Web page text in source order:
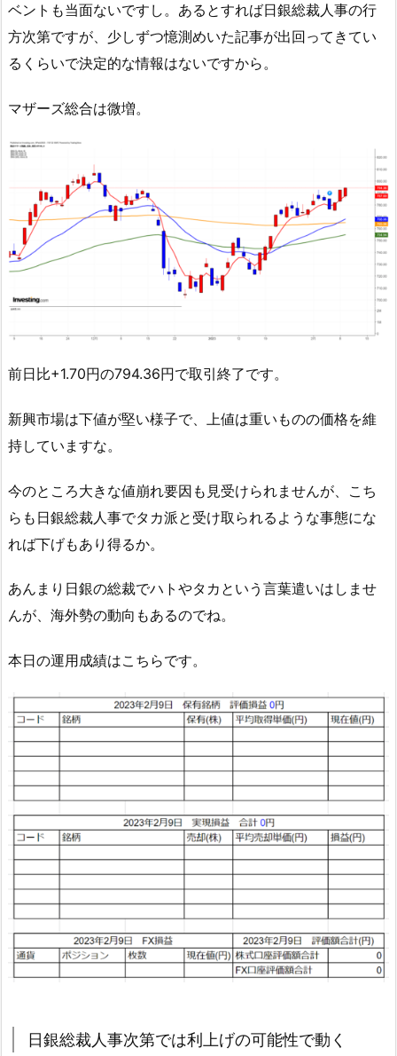
ベントも当面ないですし。あるとすれば日銀総裁人事の行
方次第ですが、少しずつ憶測めいた記事が出回ってきてい
るくらいで決定的な情報はないですから。
マザーズ総合は微増。
前日比+1.70円の794.36円で取引終了です。
新興市場は下値が堅い様子で、上値は重いものの価格を維
持していますな。
今のところ大きな値崩れ要因も見受けられませんが、こち
らも日銀総裁人事でタカ派と受け取られるような事態にな
れば下げもあり得るか。
あんまり日銀の総裁でハトやタカという言葉遣いはしませ
んが、海外勢の動向もあるのでね。
本日の運用成績はこちらです。
日銀総裁人事次第では利上げの可能性で動く